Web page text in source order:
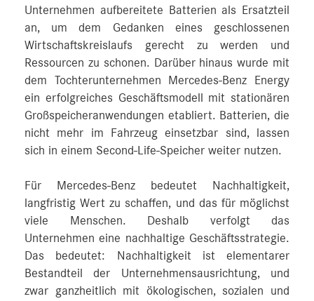
Unternehmen aufbereitete Batterien als Ersatzteil
an, um dem Gedanken eines geschlossenen
Wirtschaftskreislaufs gerecht zu werden und
Ressourcen zu schonen. Darüber hinaus wurde mit
dem Tochterunternehmen Mercedes-Benz Energy
ein erfolgreiches Geschäftsmodell mit stationären
Großspeicheranwendungen etabliert. Batterien, die
nicht mehr im Fahrzeug einsetzbar sind, lassen
sich in einem Second-Life-Speicher weiter nutzen.
Für Mercedes-Benz bedeutet Nachhaltigkeit,
langfristig Wert zu schaffen, und das für möglichst
viele Menschen. Deshalb verfolgt das
Unternehmen eine nachhaltige Geschäftsstrategie.
Das bedeutet: Nachhaltigkeit ist elementarer
Bestandteil der Unternehmensausrichtung, und
zwar ganzheitlich mit ökologischen, sozialen und